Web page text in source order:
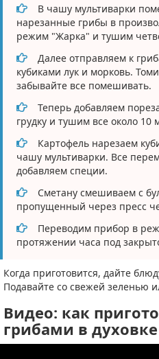
В чашу мультиварки
нарезанные грибы в
режим "Жарка" и тушим
Далее отправляем к
кубиками лук и морковь.
забывайте все помешивать.
Теперь добавляем
грудку и тушим все около 10
Картофель нарезаем
чашу мультиварки. Все
добавляем специи.
Сметану смешиваем с
пропущенный через пресс
Переводим прибор в
протяжении часа под
Когда приготовится, дайте
Подавайте со свежей зеленью
Видео: как
грибами в духовке